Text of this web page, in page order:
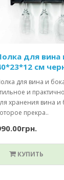
для вина
см
для вина и
и
хранения вина и
прекра..
КУПИТЬ